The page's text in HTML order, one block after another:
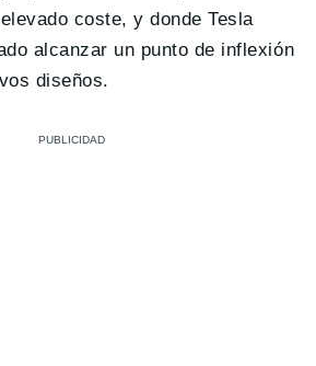
coste, y donde Tesla
alcanzar un punto de inflexión
diseños.